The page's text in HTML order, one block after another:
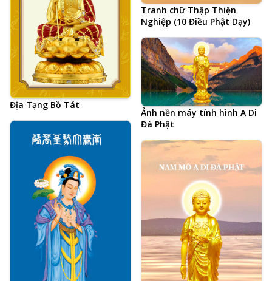
Tranh chữ Thập Thiện
Nghiệp (10 Điều Phật Dạy)
Địa Tạng Bồ Tát
Ảnh nền máy tính hình A Di
Đà Phật